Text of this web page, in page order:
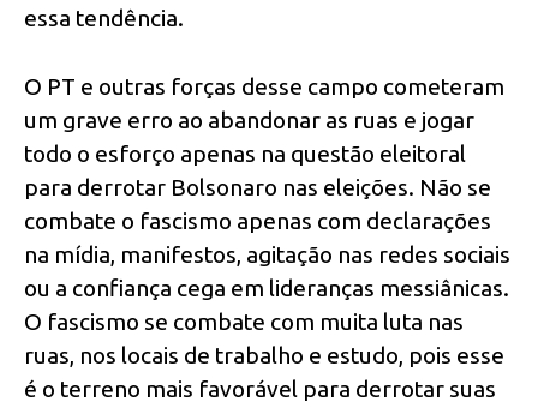
essa tendência.
O PT e outras forças desse campo cometeram
um grave erro ao abandonar as ruas e jogar
todo o esforço apenas na questão eleitoral
para derrotar Bolsonaro nas eleições. Não se
combate o fascismo apenas com declarações
na mídia, manifestos, agitação nas redes sociais
ou a confiança cega em lideranças messiânicas.
O fascismo se combate com muita luta nas
ruas, nos locais de trabalho e estudo, pois esse
é o terreno mais favorável para derrotar suas